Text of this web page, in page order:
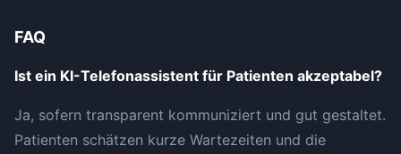
FAQ
Ist ein KI-Telefonassistent für Patienten akzeptabel?
Ja, sofern transparent kommuniziert und gut gestaltet.
Patienten schätzen kurze Wartezeiten und die